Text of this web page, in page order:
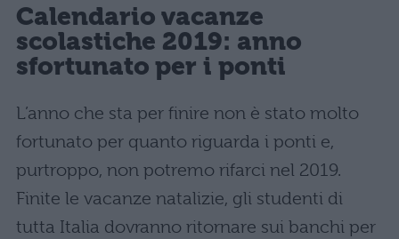
Calendario vacanze
scolastiche 2019: anno
sfortunato per i ponti
L’anno che sta per finire non è stato molto
fortunato per quanto riguarda i ponti e,
purtroppo, non potremo rifarci nel 2019.
Finite le vacanze natalizie, gli studenti di
tutta Italia dovranno ritornare sui banchi per